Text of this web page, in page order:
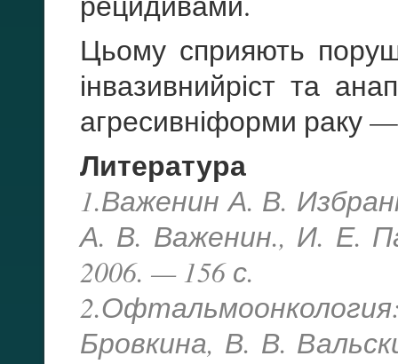
Цьому сприяють
інвазивнийріст та
агресивніформи раку
Литература
1.Важенин А. В.
А. В. Важенин., И. Е.
2006. — 156 с.
Бровкина, В. В.